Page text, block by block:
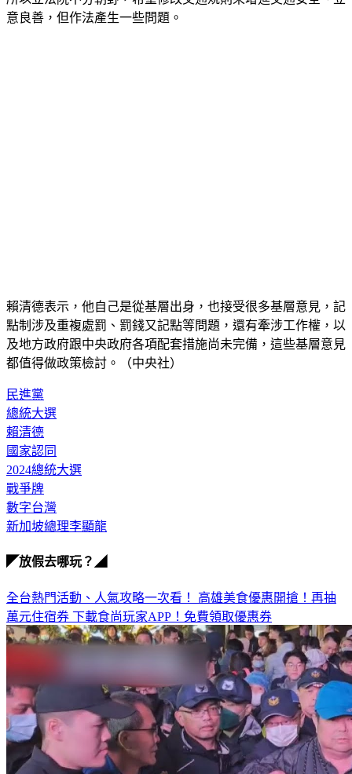
意良善，但作法產生一些問題。
賴清德表示，他自己是從基層出身，也接受很多基層意見，記
點制涉及重複處罰、罰錢又記點等問題，還有牽涉工作權，以
及地方政府跟中央政府各項配套措施尚未完備，這些基層意見
都值得做政策檢討。（中央社）
民進黨
總統大選
賴清德
國家認同
2024總統大選
戰爭牌
數字台灣
新加坡總理李顯龍
◤放假去哪玩？◢
全台熱門活動、人氣攻略一次看！ 高雄美食優惠開搶！再抽
萬元住宿券 下載食尚玩家APP！免費領取優惠券